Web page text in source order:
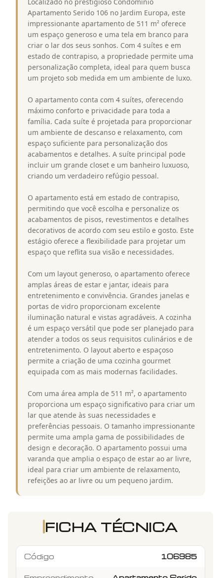
Apartamento Serido 106 no Jardim Europa, este
impressionante apartamento de 511 m² oferece
um espaço generoso e uma tela em branco para
criar o lar dos seus sonhos. Com 4 suítes e em
estado de contrapiso, a propriedade permite uma
personalização completa, ideal para quem busca
um projeto sob medida em um ambiente de luxo.
O apartamento conta com 4 suítes, oferecendo
máximo conforto e privacidade para toda a
família. Cada suíte é projetada para proporcionar
um ambiente de descanso e relaxamento, com
espaço suficiente para personalização dos
acabamentos e detalhes. A suíte principal pode
incluir um grande closet e um banheiro luxuoso,
criando um verdadeiro refúgio pessoal.
O apartamento está em estado de contrapiso,
permitindo que você escolha e personalize os
acabamentos de pisos, revestimentos e detalhes
decorativos de acordo com seu estilo e gosto. Este
estágio oferece a flexibilidade para projetar um
espaço que reflita sua visão e necessidades.
Com um layout generoso, o apartamento oferece
amplas áreas de estar e jantar, ideais para
entretenimento e convivência. Grandes janelas e
portas de vidro proporcionam excelente
iluminação natural e vistas agradáveis. A cozinha
é um espaço versátil que pode ser planejado para
atender a todos os seus requisitos culinários e de
entretenimento. O layout aberto e espaçoso
permite a criação de uma cozinha gourmet
equipada com as mais modernas facilidades.
Com uma área ampla de 511 m², o apartamento
proporciona um espaço significativo para criar um
lar que atende às suas necessidades e
preferências pessoais. O tamanho impressionante
permite uma ampla gama de possibilidades de
design e decoração. O apartamento possui uma
varanda que amplia o espaço de estar ao ar livre,
ideal para criar um ambiente de relaxamento,
refeições ao ar livre ou um pequeno jardim.
FICHA TÉCNICA
Código 106985